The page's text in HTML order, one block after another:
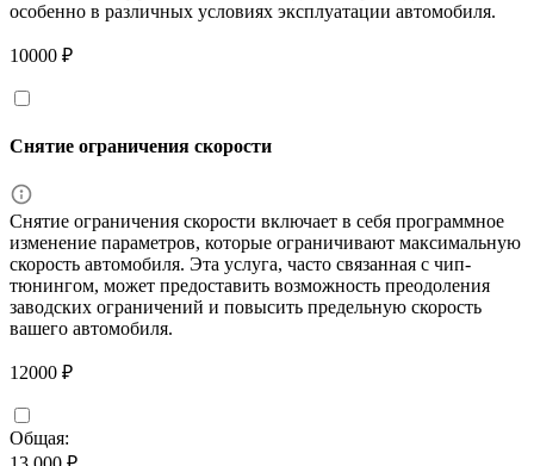
особенно в различных условиях эксплуатации автомобиля.
10000 ₽
Снятие ограничения скорости
Снятие ограничения скорости включает в себя программное
изменение параметров, которые ограничивают максимальную
скорость автомобиля. Эта услуга, часто связанная с чип-
тюнингом, может предоставить возможность преодоления
заводских ограничений и повысить предельную скорость
вашего автомобиля.
12000 ₽
Общая: